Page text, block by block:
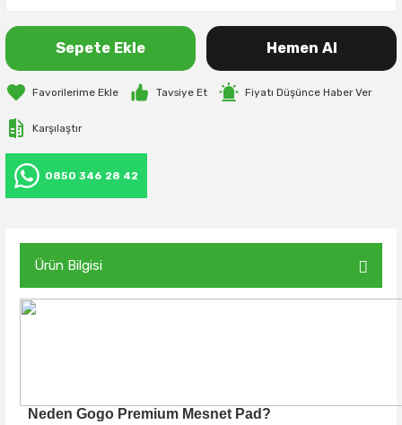
Sepete Ekle Hemen Al
Tavsiye Et Fiyatı Düşünce Haber Ver
Karşılaştır
0850 346 28 42
Ürün Bilgisi
Neden Gogo Premium Mesnet Pad?